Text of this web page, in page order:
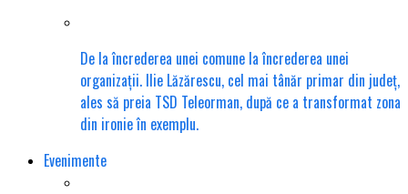
De la încrederea unei comune la încrederea unei
organizații. Ilie Lăzărescu, cel mai tânăr primar din județ,
ales să preia TSD Teleorman, după ce a transformat zona
din ironie în exemplu.
Evenimente